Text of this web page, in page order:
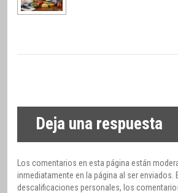
Deja una respuesta
Los comentarios en esta página están
inmediatamente en la página al ser enviados.
descalificaciones personales, los